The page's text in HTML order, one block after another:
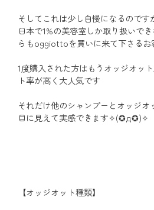
そしてこれは少し自慢になるのです
日本で1%の美容室しか取り扱いで
らもoggiottoを買いに来て下さるお
1度購入された方はもうオッジオッ
ト率が高く大人気です
それだけ他のシャンプーとオッジオ
目に見えて実感できます✧(✪д✪)✧
【オッジオット種類】